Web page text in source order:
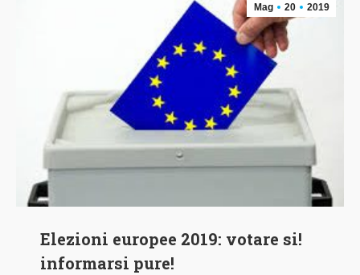
Mag 20 2019
Elezioni europee 2019: votare si!
informarsi pure!